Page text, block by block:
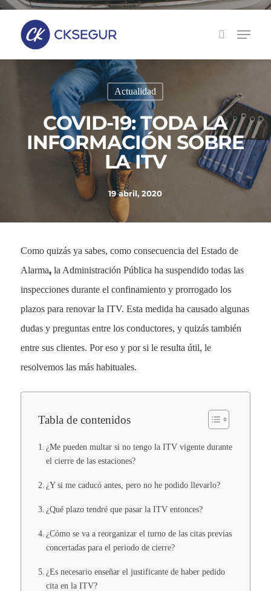
Skip
Actualidad
COVID-19: TODA LA
INFORMACIÓN SOBRE
LA ITV
19 abril, 2020
Como quizás ya sabes, como consecuencia del Estado de
Alarma,la Administración Pública ha suspendido todas las
inspecciones durante el confinamiento y prorrogado los
plazos para renovar la ITV. Esta medida ha causado algunas
dudas y preguntas entre los conductores, y quizás también
entre sus clientes. Por eso y por si le resulta útil, le
resolvemos las más habituales.
Tabla de contenidos
¿Me pueden multar si no tengo la ITV vigente durante
el cierre de las estaciones?
¿Y si me caducó antes, pero no he podido llevarlo?
¿Qué plazo tendré que pasar la ITV entonces?
¿Cómo se va a reorganizar el turno de las citas previas
concertadas para el periodo de cierre?
¿Es necesario enseñar el justificante de haber pedido
cita en la ITV?